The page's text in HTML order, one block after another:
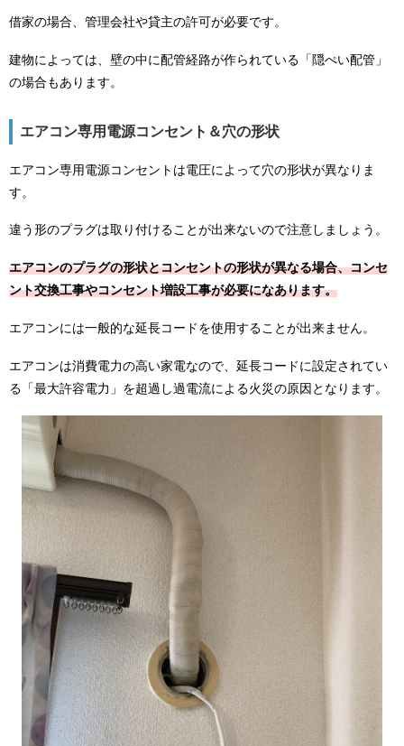
借家の場合、管理会社や貸主の許可が必要です。
建物によっては、壁の中に配管経路が作られている「隠ぺい配管」
の場合もあります。
エアコン専用電源コンセント＆穴の形状
エアコン専用電源コンセントは電圧によって穴の形状が異なりま
す。
違う形のプラグは取り付けることが出来ないので注意しましょう。
エアコンのプラグの形状とコンセントの形状が異なる場合、コンセ
ント交換工事やコンセント増設工事が必要になあります。
エアコンには一般的な延長コードを使用することが出来ません。
エアコンは消費電力の高い家電なので、延長コードに設定されてい
る「最大許容電力」を超過し過電流による火災の原因となります。